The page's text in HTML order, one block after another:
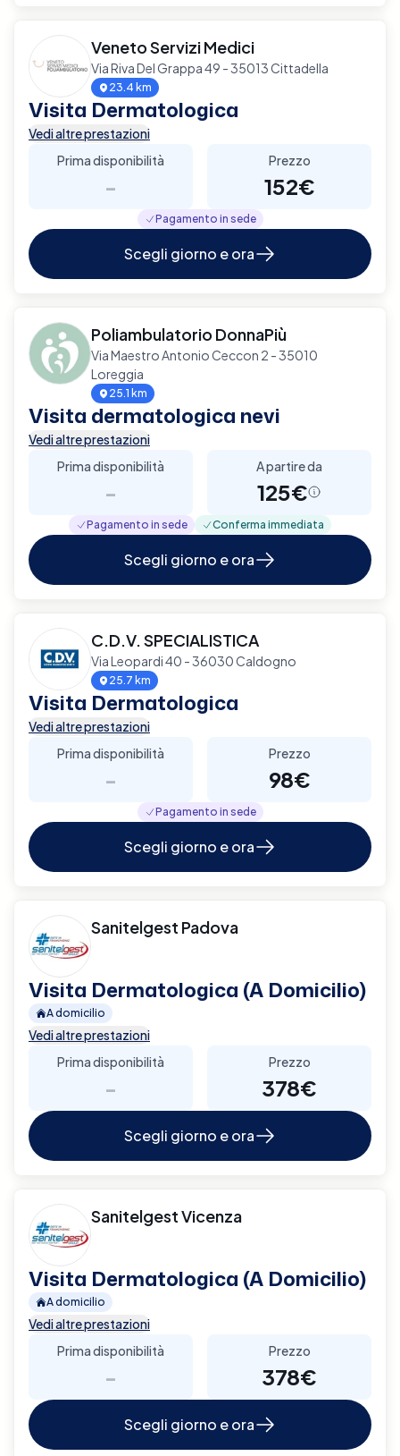
Veneto Servizi Medici
Via Riva Del Grappa 49 - 35013 Cittadella
23.4 km
Visita Dermatologica
Vedi altre prestazioni
Prima disponibilità
-
Prezzo
152€
Pagamento in sede
Scegli giorno e ora
Poliambulatorio DonnaPiù
Via Maestro Antonio Ceccon 2 - 35010
Loreggia
25.1 km
Visita dermatologica nevi
Vedi altre prestazioni
Prima disponibilità
-
A partire da
125€
Pagamento in sede Conferma immediata
Scegli giorno e ora
C.D.V. SPECIALISTICA
Via Leopardi 40 - 36030 Caldogno
25.7 km
Visita Dermatologica
Vedi altre prestazioni
Prima disponibilità
-
Prezzo
98€
Pagamento in sede
Scegli giorno e ora
Sanitelgest Padova
Visita Dermatologica (A Domicilio)
A domicilio
Vedi altre prestazioni
Prima disponibilità
-
Prezzo
378€
Scegli giorno e ora
Sanitelgest Vicenza
Visita Dermatologica (A Domicilio)
A domicilio
Vedi altre prestazioni
Prima disponibilità
-
Prezzo
378€
Scegli giorno e ora